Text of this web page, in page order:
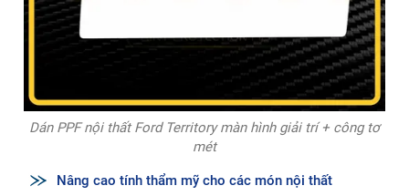
Dán PPF nội thất Ford Territory màn hình giải trí + công tơ
mét
Nâng cao tính thẩm mỹ cho các món nội thất